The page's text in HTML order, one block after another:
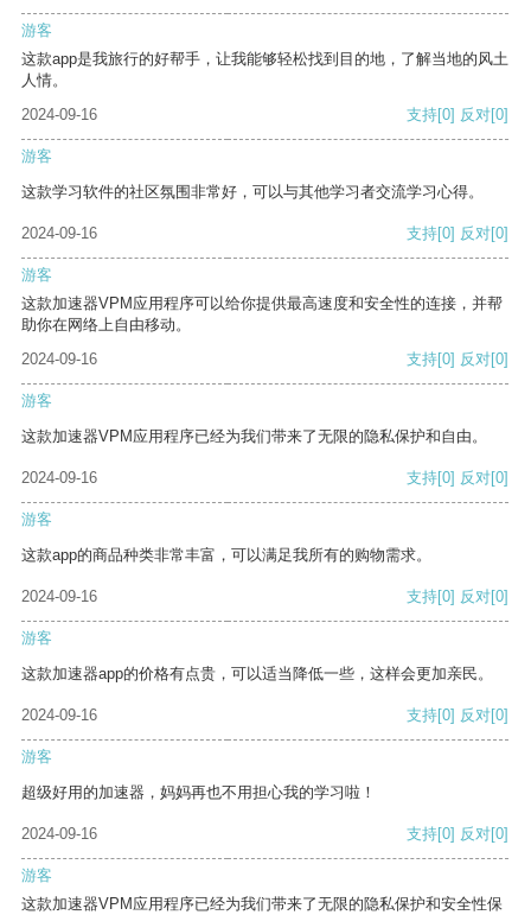
游客
这款app是我旅行的好帮手，让我能够轻松找到目的地，了解当地的风土
人情。
2024-09-16
支持[0] 反对[0]
游客
这款学习软件的社区氛围非常好，可以与其他学习者交流学习心得。
2024-09-16 支持[0] 反对[0]
游客
这款加速器VPM应用程序可以给你提供最高速度和安全性的连接，并帮
助你在网络上自由移动。
2024-09-16
支持[0] 反对[0]
游客
这款加速器VPM应用程序已经为我们带来了无限的隐私保护和自由。
2024-09-16 支持[0] 反对[0]
游客
这款app的商品种类非常丰富，可以满足我所有的购物需求。
2024-09-16 支持[0] 反对[0]
游客
这款加速器app的价格有点贵，可以适当降低一些，这样会更加亲民。
2024-09-16 支持[0] 反对[0]
游客
超级好用的加速器，妈妈再也不用担心我的学习啦！
2024-09-16 支持[0] 反对[0]
游客
这款加速器VPM应用程序已经为我们带来了无限的隐私保护和安全性保